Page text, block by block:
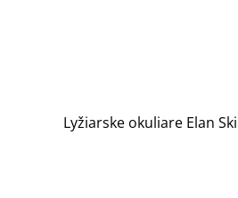
Lyžiarske okuliare Elan